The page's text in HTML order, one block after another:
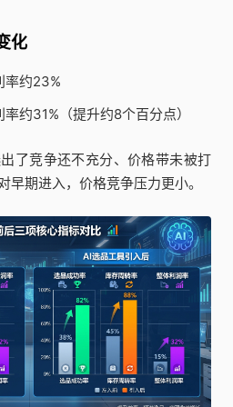
化
率约23%
约31%（提升约8个百分点）
了竞争还不充分、价格带未被打
早期进入，价格竞争压力更小。